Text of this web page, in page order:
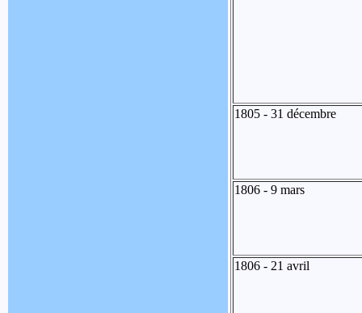
1805 - 31 décembre
1806 - 9 mars
1806 - 21 avril